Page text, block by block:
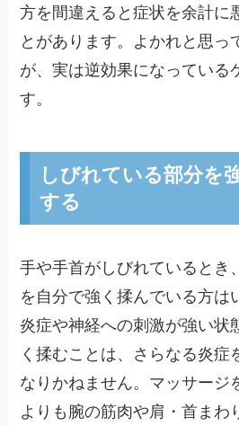
方を間違えると症状を余計に
とがあります。よかれと思っ
が、実は逆効果になっている
す。
しびれている部分を
する
手や手首がしびれているとき
を自分で強く揉んでいる方は
炎症や神経への刺激が強い状
く揉むことは、さらなる炎症
なりかねません。マッサージ
よりも腕の筋肉や肩・首まわ